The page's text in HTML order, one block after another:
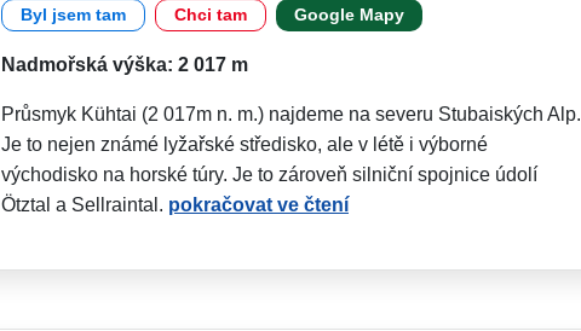
Byl jsem tam Chci tam Google Mapy
Nadmořská výška: 2 017 m
Průsmyk Kühtai (2 017m n. m.) najdeme na severu Stubaiských Alp.
Je to nejen známé lyžařské středisko, ale v létě i výborné
východisko na horské túry. Je to zároveň silniční spojnice údolí
Ötztal a Sellraintal. pokračovat ve čtení